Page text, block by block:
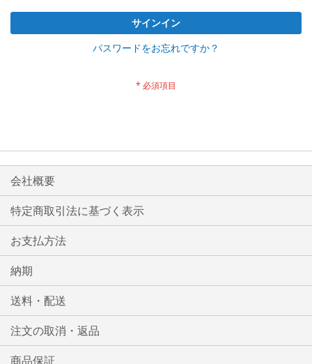
サインイン
パスワードをお忘れですか？
会社概要
特定商取引法に基づく表示
お支払方法
納期
送料・配送
注文の取消・返品
商品保証